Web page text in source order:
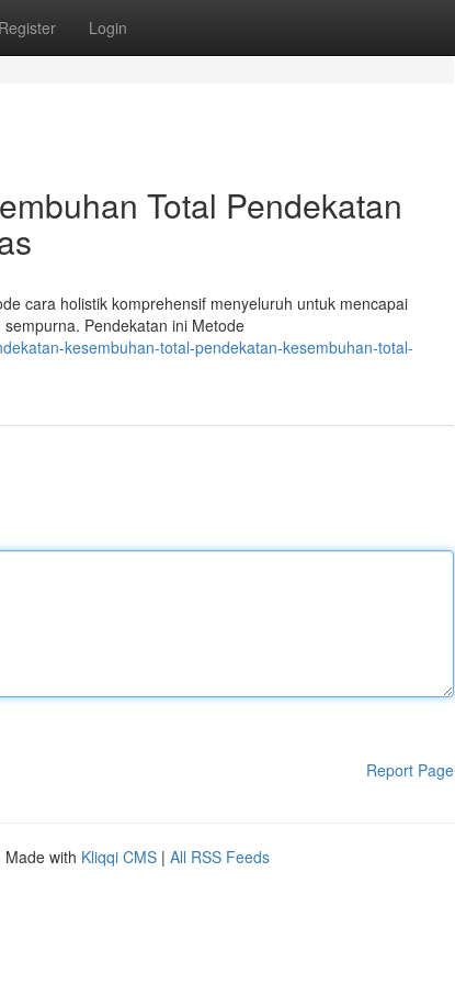
Register Login
Total Pendekatan
cara holistik komprehensif menyeluruh untuk mencapai
Pendekatan ini Metode
kesembuhan-total-pendekatan-kesembuhan-total-
Report Page
Made with Kliqqi CMS | All RSS Feeds